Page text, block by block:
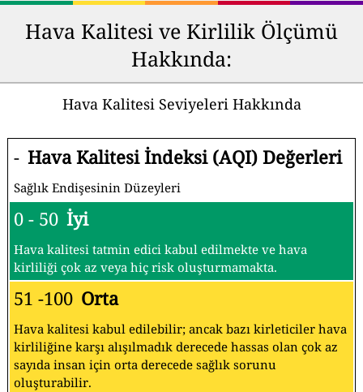
Hava Kalitesi ve Kirlilik Ölçümü
Hakkında:
Hava Kalitesi Seviyeleri Hakkında
- Hava Kalitesi İndeksi (AQI) Değerleri
Sağlık Endişesinin Düzeyleri
0 - 50 İyi
Hava kalitesi tatmin edici kabul edilmekte ve hava
kirliliği çok az veya hiç risk oluşturmamakta.
51 -100 Orta
Hava kalitesi kabul edilebilir; ancak bazı kirleticiler hava
kirliliğine karşı alışılmadık derecede hassas olan çok az
sayıda insan için orta derecede sağlık sorunu
oluşturabilir.